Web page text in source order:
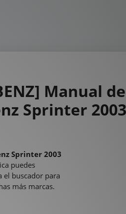
Manual
Sprinter
Sprinter 2003
puedes
el buscador para
más marcas.